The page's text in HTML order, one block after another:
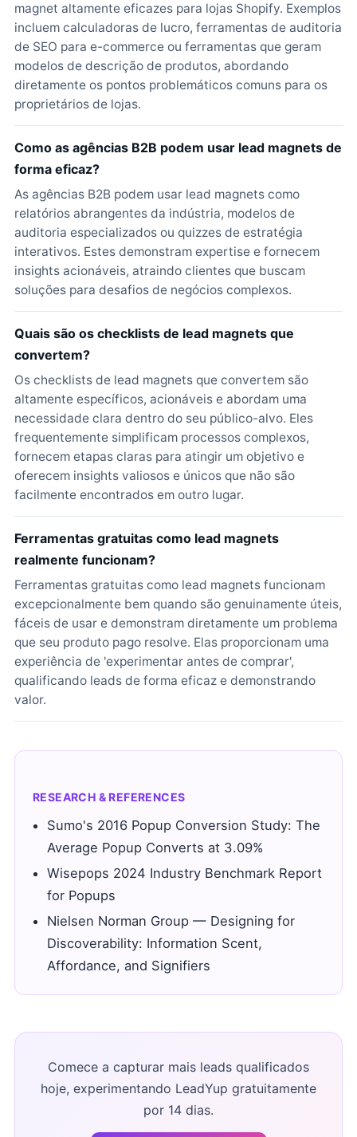
magnet altamente eficazes para lojas Shopify. Exemplos
incluem calculadoras de lucro, ferramentas de auditoria
de SEO para e-commerce ou ferramentas que geram
modelos de descrição de produtos, abordando
diretamente os pontos problemáticos comuns para os
proprietários de lojas.
Como as agências B2B podem usar lead magnets de
forma eficaz?
As agências B2B podem usar lead magnets como
relatórios abrangentes da indústria, modelos de
auditoria especializados ou quizzes de estratégia
interativos. Estes demonstram expertise e fornecem
insights acionáveis, atraindo clientes que buscam
soluções para desafios de negócios complexos.
Quais são os checklists de lead magnets que
convertem?
Os checklists de lead magnets que convertem são
altamente específicos, acionáveis e abordam uma
necessidade clara dentro do seu público-alvo. Eles
frequentemente simplificam processos complexos,
fornecem etapas claras para atingir um objetivo e
oferecem insights valiosos e únicos que não são
facilmente encontrados em outro lugar.
Ferramentas gratuitas como lead magnets
realmente funcionam?
Ferramentas gratuitas como lead magnets funcionam
excepcionalmente bem quando são genuinamente úteis,
fáceis de usar e demonstram diretamente um problema
que seu produto pago resolve. Elas proporcionam uma
experiência de 'experimentar antes de comprar',
qualificando leads de forma eficaz e demonstrando
valor.
RESEARCH & REFERENCES
Sumo's 2016 Popup Conversion Study: The
Average Popup Converts at 3.09%
Wisepops 2024 Industry Benchmark Report
for Popups
Nielsen Norman Group — Designing for
Discoverability: Information Scent,
Affordance, and Signifiers
Comece a capturar mais leads qualificados
hoje, experimentando LeadYup gratuitamente
por 14 dias.